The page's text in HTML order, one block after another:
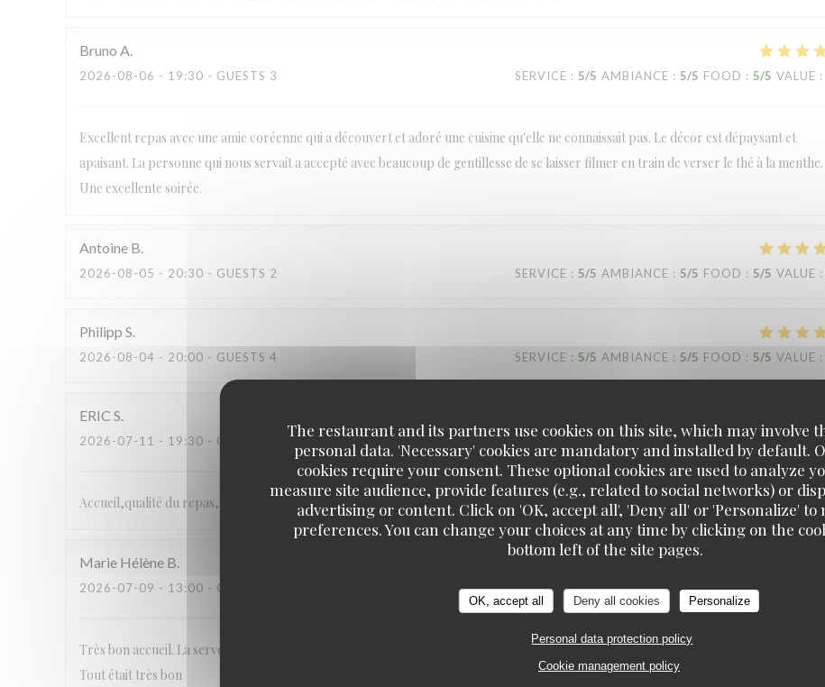
The restaurant and its partners use cookies on this site, which may involve
personal data. 'Necessary' cookies are mandatory and installed by default.
cookies require your consent. These optional cookies are used to analyze
measure site audience, provide features (e.g., related to social networks) or
advertising or content. Click on 'OK, accept all', 'Deny all' or 'Personalize' to
preferences. You can change your choices at any time by clicking on the
bottom left of the site pages.
OK, accept all Deny all cookies Personalize
Personal data protection policy
Cookie management policy
Bruno A
2026-08-06 - 19:30 - GUESTS 3 SERVICE : 5/5 AMBIANCE : 5/5 FOOD : 5/5 VALUE :
Excellent repas avec une amie coréenne qui a découvert et adoré une cuisine qu'elle ne connaissait pas. Le décor est dépaysant et
apaisant. La personne qui nous servait a accepté avec beaucoup de gentillesse de se laisser filmer en train de verser le thé à la menthe.
Une excellente soirée.
Antoine B
2026-08-05 - 20:30 - GUESTS 2 SERVICE : 5/5 AMBIANCE : 5/5 FOOD : 5/5 VALUE :
Philipp S
2026-08-04 - 20:00 - GUESTS 4 SERVICE : 5/5 AMBIANCE : 5/5 FOOD : 5/5 VALUE :
ERIC S
2026-07-11 - 19:30 - GUESTS 1 SERVICE: 5/5 AMBIANCE: 5 /5 FOOD: 5 /5 VALUE:
Accueil,qualité du repas,
Marie Hélène B
2026-07-09 - 13:00 - GUESTS 2 SERVICE: 5/5 AMBIANCE: 5/5 FOOD: 5
Très bon accueil. La serveuse était très souriante. Le couscous légumes poulet et le tajine agneau aux aubergines étaient de bons choix.
Tout était très bon
La Mamounia